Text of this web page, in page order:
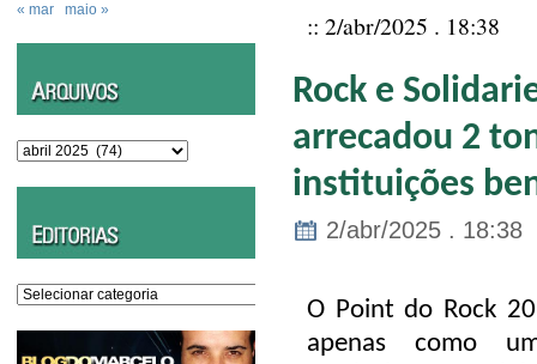
« mar
maio »
Arquivos
Editorias
:: 2/abr/2025 . 18:38
Rock e
arrecadou 2
instituições
2/abr/2025 . 18:38
O Point do Rock
apenas como